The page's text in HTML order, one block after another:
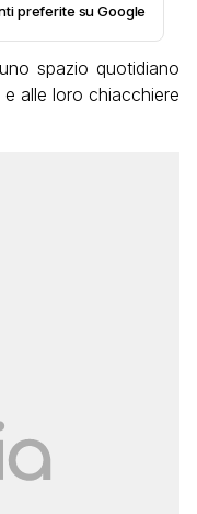
preferite su Google
spazio quotidiano
alle loro chiacchiere